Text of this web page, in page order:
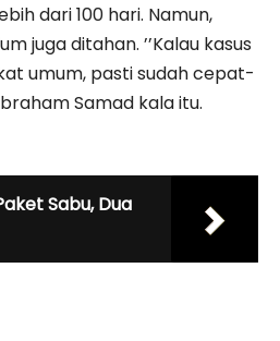
dari 100 hari. Namun,
juga ditahan. ’’Kalau kasus
umum, pasti sudah cepat-
Samad kala itu.
Sabu, Dua